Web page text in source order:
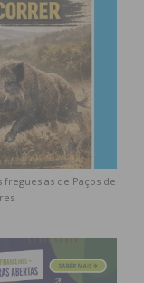
de Paços de